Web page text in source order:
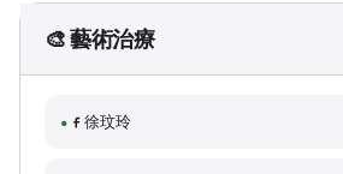
🎨 藝術治療
徐玟玲